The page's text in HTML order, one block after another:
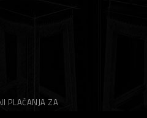
PLAĆANJA ZA